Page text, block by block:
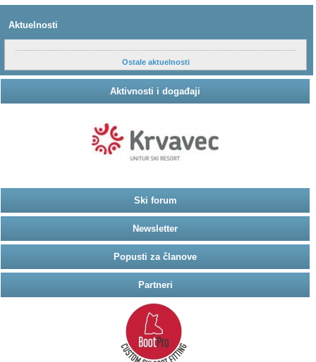
Aktuelnosti
Ostale aktuelnosti
Aktivnosti i događaji
Ski forum
Newsletter
Popusti za članove
Partneri